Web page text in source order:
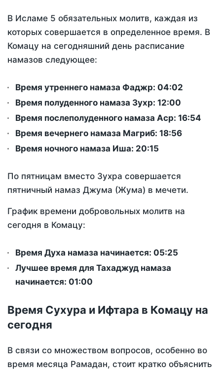
В Исламе 5 обязательных молитв, каждая из
которых совершается в определенное время. В
Комацу на сегодняшний день расписание
намазов следующее:
Время утреннего намаза Фаджр: 04:02
Время полуденного намаза Зухр: 12:00
Время послеполуденного намаза Аср: 16:54
Время вечернего намаза Магриб: 18:56
Время ночного намаза Иша: 20:15
По пятницам вместо Зухра совершается
пятничный намаз Джума (Жума) в мечети.
График времени добровольных молитв на
сегодня в Комацу:
Время Духа намаза начинается: 05:25
Лучшее время для Тахаджуд намаза
начинается: 01:00
Время Сухура и Ифтара в Комацу на
сегодня
В связи со множеством вопросов, особенно во
время месяца Рамадан, стоит кратко объяснить